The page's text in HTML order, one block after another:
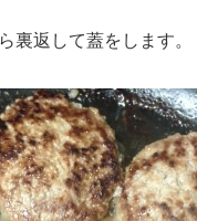
裏返して蓋をします。